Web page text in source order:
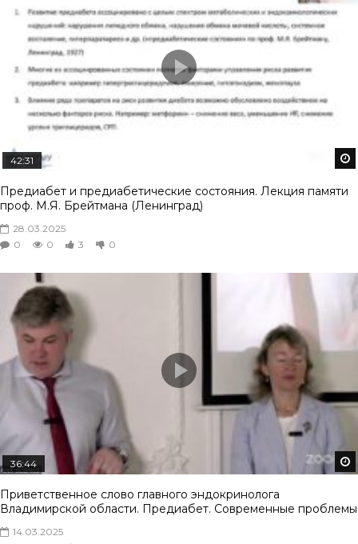
42:31
Предиабет и предиабетические состояния. Лекция памяти
проф. М.Я. Брейтмана (Ленинград)
28.03.2025
0
0 3 0
36:44
Приветственное слово главного эндокринолога
Владимирской области. Предиабет. Современные проблемы
14.03.2025